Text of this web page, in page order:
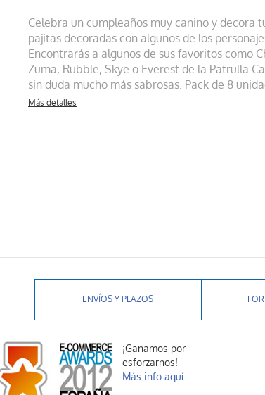
Celebra un cumpleaños muy canino y decora
pajitas decoradas con algunos de los
Encontrarás a algunos de sus favoritos como
Zuma, Rubble, Skye o Everest de la Patrulla
sin duda mucho más sabrosas. Pack de 8
Más detalles
ENVÍOS Y PLAZOS
¡Ganamos por
esforzarnos!
Más info aquí